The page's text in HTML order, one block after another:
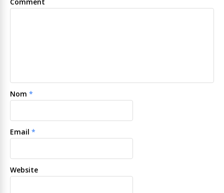
Nom *
Email *
Website